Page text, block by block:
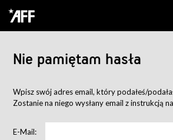
Nie pamiętam hasła
Wpisz swój adres email, który podałeś/
Zostanie na niego wysłany email z instrukcją
E-Mail: